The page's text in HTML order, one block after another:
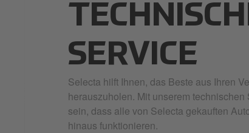
SERVICE
Selecta hilft Ihnen, das Beste aus Ihren
herauszuholen. Mit unserem
sein, dass alle von Selecta gekauften
hinaus funktionieren.